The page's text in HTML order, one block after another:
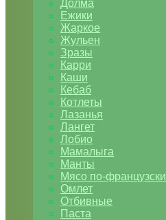
Долма
Ежики
Жаркое
Жульен
Зразы
Карри
Каши
Кебаб
Котлеты
Лазанья
Лангет
Лобио
Мамалыга
Манты
Мясо по-французски
Омлет
Отбивные
Паста